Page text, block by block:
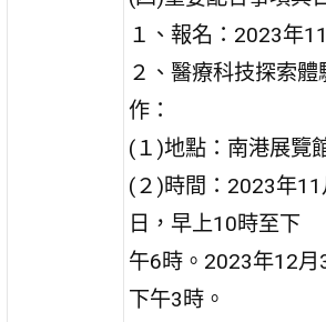
１、報名：2023年
２、醫療科技探索
作：
(１)地點：南港展覽
(２)時間：2023年
日，早上10時至下
午6時。2023年12
下午3時。